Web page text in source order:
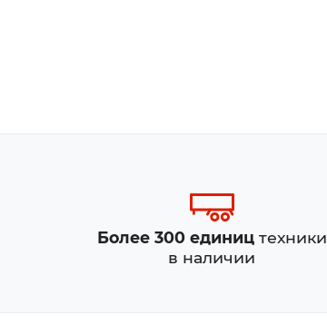
Более 300 едиництехники
в наличии